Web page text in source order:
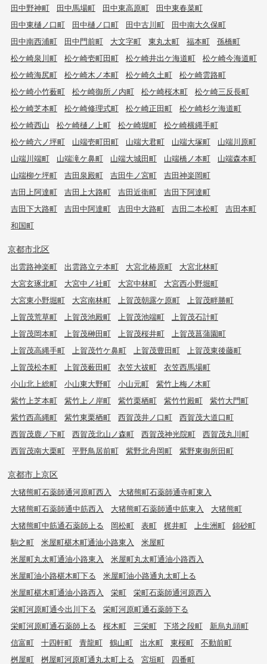
田中野神町
田中馬場町 田中東高原町
田中東春菜町
田中東樋ノ口町
田中樋ノ口町 田中古川町
田中南大久保町
田中南西浦町
田中門前町 大文字町 東丸太町 福本町
孫橋町
松ケ崎泉川町
松ケ崎壱町田町 松ケ崎井出ケ海道町
松ケ崎今海道町
松ケ崎海尻町
松ケ崎木ノ本町 松ケ崎久土町
松ケ崎雲路町
松ケ崎小竹薮町
松ケ崎御所ノ内町 松ケ崎桜木町
松ケ崎三反長町
松ケ崎芝本町
松ケ崎修理式町 松ケ崎正田町
松ケ崎杉ケ海道町
松ケ崎西山
松ケ崎樋ノ上町 松ケ崎堀町
松ケ崎横縄手町
松ケ崎六ノ坪町
山端壱町田町 山端大君町 山端大塚町
山端川原町
山端川端町
山端滝ケ鼻町 山端大城田町 山端橋ノ本町
山端森本町
山端柳ケ坪町
吉田泉殿町 吉田牛ノ宮町
吉田神楽岡町
吉田上阿達町
吉田上大路町 吉田近衛町
吉田下阿達町
吉田下大路町
吉田中阿達町 吉田中大路町 吉田二本松町
吉田本町
和国町
京都市北区
出雲路神楽町 出雲路立テ本町 大宮北椿原町
大宮北林町
大宮玄琢北町
大宮中ノ社町 大宮中林町
大宮西小野堀町
大宮東小野堀町
大宮南林町 上賀茂朝露ケ原町
上賀茂畔勝町
上賀茂荒草町
上賀茂池殿町 上賀茂池端町
上賀茂石計町
上賀茂岡本町
上賀茂榊田町 上賀茂桜井町
上賀茂菖蒲園町
上賀茂高縄手町
上賀茂竹ケ鼻町 上賀茂豊田町
上賀茂東後藤町
上賀茂松本町
上賀茂薮田町 衣笠大祓町
衣笠西馬場町
小山北上総町
小山東大野町 小山元町
紫竹上梅ノ木町
紫竹上芝本町
紫竹上ノ岸町 紫竹栗栖町 紫竹竹殿町
紫竹大門町
紫竹西高縄町
紫竹東栗栖町 西賀茂井ノ口町
西賀茂大道口町
西賀茂鹿ノ下町
西賀茂北山ノ森町 西賀茂神光院町
西賀茂丸川町
西賀茂南大栗町
平野鳥居前町 紫野北舟岡町 紫野東御所田町
京都市上京区
大猪熊町石薬師通河原町西入
大猪熊町石薬師通寺町東入
大猪熊町石薬師通中筋西入
大猪熊町石薬師通中筋東入
大猪熊町
大猪熊町中筋通石薬師上る
岡松町 表町 梶井町 上生洲町
錦砂町
駒之町
米屋町椹木町通油小路東入
米屋町
米屋町丸太町通油小路東入
米屋町丸太町通油小路西入
米屋町油小路椹木町下る
米屋町油小路通丸太町上る
米屋町椹木町通油小路西入
栄町
栄町石薬師通河原西入
栄町河原町通今出川下る
栄町河原町通石薬師下る
栄町河原町通石薬師上る
桜木町 三栄町 下塔之段町
新烏丸頭町
信富町
十四軒町 青龍町 鶴山町 出水町 東桜町
不動前町
桝屋町
桝屋町河原町通丸太町上る 宮垣町 四番町